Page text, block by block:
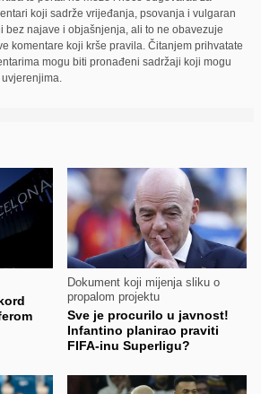
koji sadrže vrijeđanja, psovanja i vulgaran
bez najave i objašnjenja, ali to ne obavezuje
komentare koji krše pravila. Čitanjem prihvatate
mogu biti pronađeni sadržaji koji mogu
Dokument koji mijenja sliku o
propalom projektu
Sve je procurilo u javnost!
Infantino planirao praviti
FIFA-inu Superligu?